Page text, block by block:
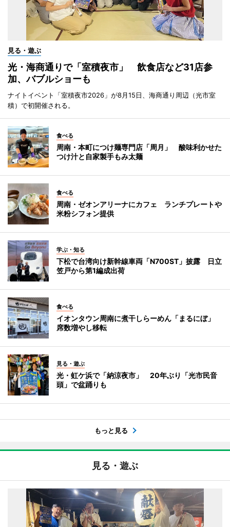
見る・遊ぶ
光・海商通りで「室積夜市」 飲食店など31店参
加、バブルショーも
ナイトイベント「室積夜市2026」が8月15日、海商通り周辺（光市室
積）で初開催される。
食べる
周南・本町につけ麺専門店「周月」 酸味利かせた
つけ汁と自家製手もみ太麺
食べる
周南・ゼオンアリーナにカフェ ランチプレートや
米粉シフォン提供
学ぶ・知る
下松で台湾向け新幹線車両「N700ST」披露 日立
笠戸から第1編成出荷
食べる
イオンタウン周南に煮干しらーめん「まるにぼ」
席数増やし移転
見る・遊ぶ
光・虹ケ浜で「納涼夜市」 20年ぶり「光市民音
頭」で盆踊りも
もっと見る
見る・遊ぶ